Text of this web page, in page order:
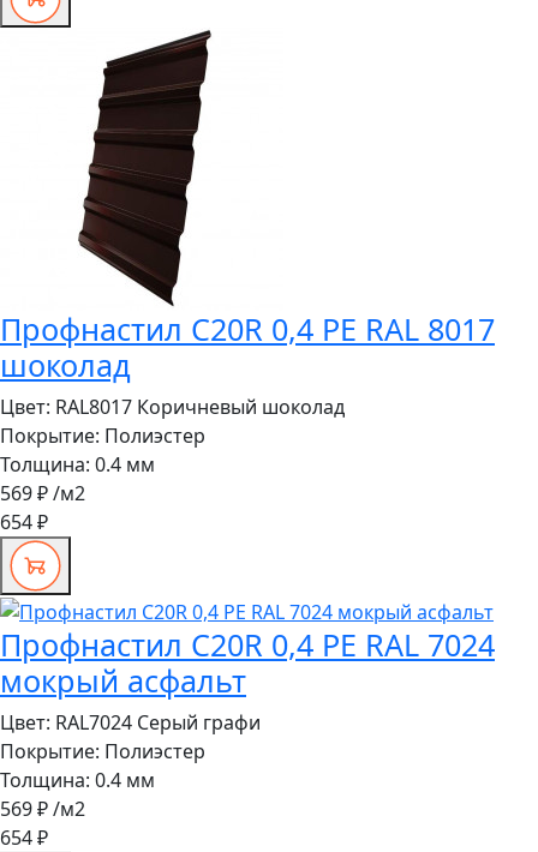
Профнастил C20R 0,4 PE RAL 8017
шоколад
Цвет: RAL8017 Коричневый шоколад
Покрытие: Полиэстер
Толщина: 0.4 мм
569 ₽/м2
654 ₽
Профнастил C20R 0,4 PE RAL 7024
мокрый асфальт
Цвет: RAL7024 Серый графи
Покрытие: Полиэстер
Толщина: 0.4 мм
569 ₽/м2
654 ₽